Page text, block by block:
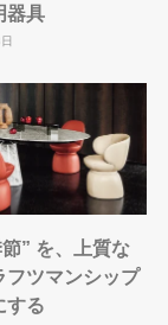
器具
” を、上質な
フツマンシップ
する